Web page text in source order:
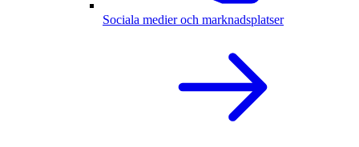
Sociala medier och marknadsplatser